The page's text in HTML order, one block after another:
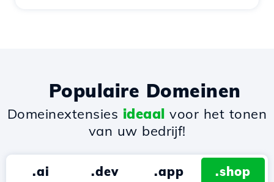
Populaire Domeinen
Domeinextensies ideaal voor het tonen
van uw bedrijf!
.ai .dev .app .shop